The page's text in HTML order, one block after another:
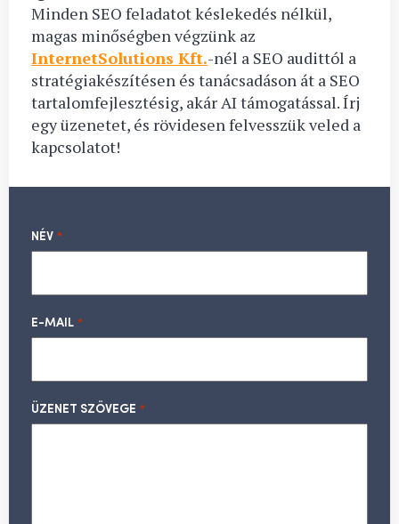
Minden SEO feladatot késlekedés nélkül,
magas minőségben végzünk az
InternetSolutions Kft.-nél a SEO audittól a
stratégiakészítésen és tanácsadáson át a SEO
tartalomfejlesztésig, akár AI támogatással. Írj
egy üzenetet, és rövidesen felvesszük veled a
kapcsolatot!
NÉV *
E-MAIL *
ÜZENET SZÖVEGE *